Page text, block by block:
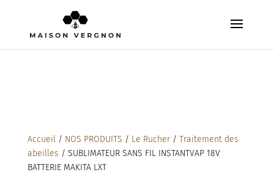
Accueil/ NOS PRODUITS / Le Rucher/ Traitement des
abeilles / SUBLIMATEUR SANS FIL INSTANTVAP 18V
BATTERIE MAKITA LXT